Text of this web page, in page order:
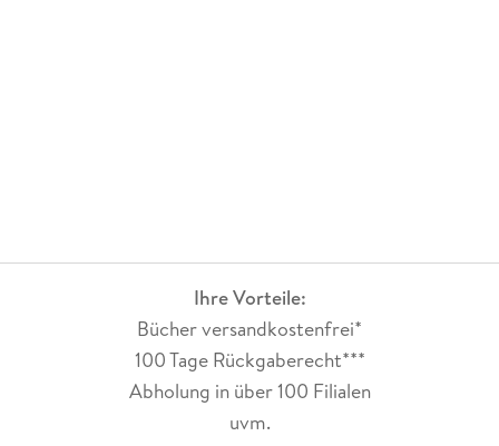
Ihre Vorteile:
Bücher versandkostenfrei*
100 Tage Rückgaberecht***
Abholung in über 100 Filialen
uvm.